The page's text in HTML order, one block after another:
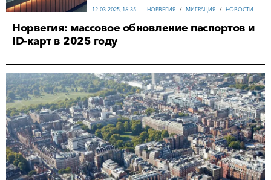
НОРВЕГИЯ / МИГРАЦИЯ / НОВОСТИ
12-03-2025, 16:35
Норвегия: массовое обновление паспортов и
ID-карт в 2025 году